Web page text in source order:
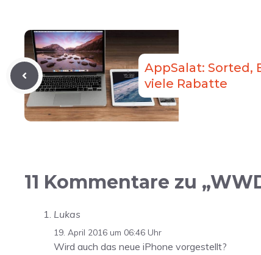
AppSalat: Sorted,
viele Rabatte
11 Kommentare zu
Lukas
19. April 2016 um 06:46 Uhr
Wird auch das neue iPhone vorgestellt?